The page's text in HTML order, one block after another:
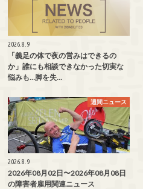
2026.8.9
「義足の体で夜の営みはできるの
か」誰にも相談できなかった切実な
悩みも…脚を失…
週間ニュース
2026.8.9
2026年08月02日〜2026年08月08日
の障害者雇用関連ニュース